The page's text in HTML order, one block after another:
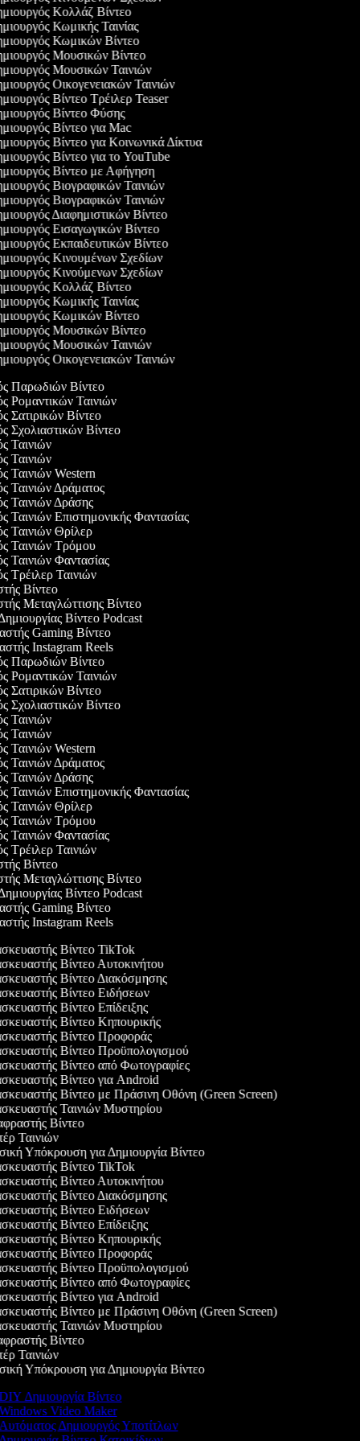
Κολλάζ Βίντεο
Κωμικής Ταινίας
Κωμικών Βίντεο
Μουσικών Βίντεο
Μουσικών Ταινιών
Οικογενειακών Ταινιών
Βίντεο Τρέιλερ Teaser
Βίντεο Φύσης
Βίντεο για Mac
Βίντεο για Κοινωνικά Δίκτυα
Βίντεο για το YouTube
Βίντεο με Αφήγηση
Βιογραφικών Ταινιών
Βιογραφικών Ταινιών
Διαφημιστικών Βίντεο
Εισαγωγικών Βίντεο
Εκπαιδευτικών Βίντεο
Κινουμένων Σχεδίων
Κινούμενων Σχεδίων
Κολλάζ Βίντεο
Κωμικής Ταινίας
Κωμικών Βίντεο
Μουσικών Βίντεο
Μουσικών Ταινιών
Οικογενειακών Ταινιών
Παρωδιών Βίντεο
Ρομαντικών Ταινιών
Σατιρικών Βίντεο
Σχολιαστικών Βίντεο
Ταινιών
Ταινιών
Ταινιών Western
Ταινιών Δράματος
Ταινιών Δράσης
Ταινιών Επιστημονικής Φαντασίας
Ταινιών Θρίλερ
Ταινιών Τρόμου
Ταινιών Φαντασίας
Τρέιλερ Ταινιών
Βίντεο
Μεταγλώττισης Βίντεο
Βίντεο Podcast
Gaming Βίντεο
Instagram Reels
Παρωδιών Βίντεο
Ρομαντικών Ταινιών
Σατιρικών Βίντεο
Σχολιαστικών Βίντεο
Ταινιών
Ταινιών
Ταινιών Western
Ταινιών Δράματος
Ταινιών Δράσης
Ταινιών Επιστημονικής Φαντασίας
Ταινιών Θρίλερ
Ταινιών Τρόμου
Ταινιών Φαντασίας
Τρέιλερ Ταινιών
Βίντεο
Μεταγλώττισης Βίντεο
Βίντεο Podcast
Gaming Βίντεο
Instagram Reels
Βίντεο TikTok
Βίντεο Αυτοκινήτου
Βίντεο Διακόσμησης
Βίντεο Ειδήσεων
Βίντεο Επίδειξης
Βίντεο Κηπουρικής
Βίντεο Προφοράς
Βίντεο Προϋπολογισμού
Βίντεο από Φωτογραφίες
Βίντεο για Android
Βίντεο με Πράσινη Οθόνη (Green Screen)
Ταινιών Μυστηρίου
Βίντεο
Ταινιών
Υπόκρουση για Δημιουργία Βίντεο
Βίντεο TikTok
Βίντεο Αυτοκινήτου
Βίντεο Διακόσμησης
Βίντεο Ειδήσεων
Βίντεο Επίδειξης
Βίντεο Κηπουρικής
Βίντεο Προφοράς
Βίντεο Προϋπολογισμού
Βίντεο από Φωτογραφίες
Βίντεο για Android
Βίντεο με Πράσινη Οθόνη (Green Screen)
Ταινιών Μυστηρίου
Βίντεο
Ταινιών
Υπόκρουση για Δημιουργία Βίντεο
Δημιουργία Βίντεο
Video Maker
Δημιουργός Υποτίτλων